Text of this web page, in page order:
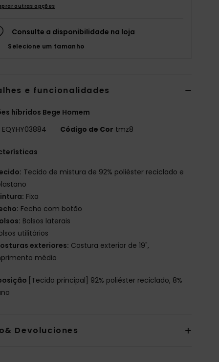
outras opções
Consulte a disponibilidade na loja
Selecione um tamanho
e funcionalidades
híbridos Bege Homem
EQYHY03884 Código de Cor tmz8
Tecido de mistura de 92% poliéster reciclado e
Fixa
Fecho com botão
Bolsos laterais
utilitários
exteriores: Costura exterior de 19",
médio
[Tecido principal] 92% poliéster reciclado, 8%
Devoluciones